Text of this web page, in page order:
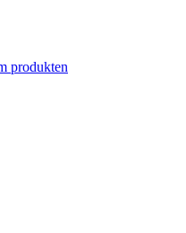
produkten